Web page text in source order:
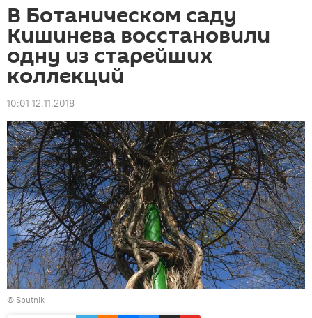
В Ботаническом саду
Кишинева восстановили
одну из старейших
коллекций
10:01 12.11.2018
© Sputnik